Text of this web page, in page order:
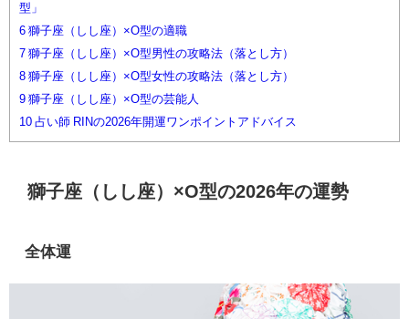
型」
6 獅子座（しし座）×O型の適職
7 獅子座（しし座）×O型男性の攻略法（落とし方）
8 獅子座（しし座）×O型女性の攻略法（落とし方）
9 獅子座（しし座）×O型の芸能人
10 占い師 RINの2026年開運ワンポイントアドバイス
獅子座（しし座）×O型の2026年の運勢
全体運